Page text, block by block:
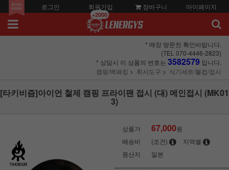
로그인 회원가입
+2000
장바구니 마이페이지
* 매장 방문전 확인바랍니다.
(TEL 070-4446-2823)
* 상담시 이 상품의 번호는 3582579 입니다.
캠핑/백패킹
취사도구 식기세트/볼컵/접시
[타키비즘]아이언 철제 캠핑 프라이팬 접시 (대) 메인접시 (MK01
3)
상품가 67,000원
배송비
(조건)
지역별
원산지
일본